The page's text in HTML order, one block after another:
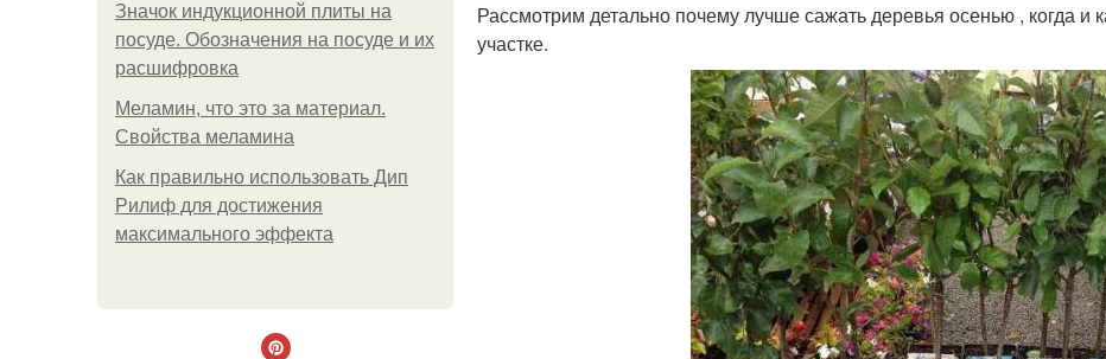
Значок индукционной плиты на
посуде. Обозначения на посуде и их
расшифровка
Меламин, что это за материал.
Свойства меламина
Как правильно использовать Дип
Рилиф для достижения
максимального эффекта
Рассмотрим детально почему лучше сажать деревья осенью , когда и
участке.